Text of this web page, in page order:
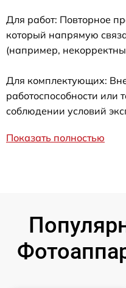
Для работ: Повторное
который напрямую
(например,
Для комплектующих:
работоспособности
соблюдении условий
Показать полностью